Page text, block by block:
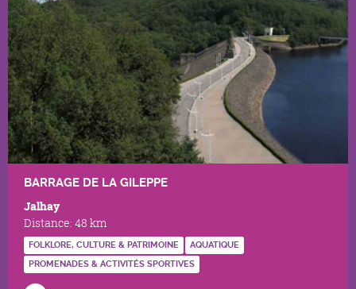
BARRAGE DE LA GILEPPE
Jalhay
Distance: 48 km
FOLKLORE, CULTURE & PATRIMOINE
AQUATIQUE
PROMENADES & ACTIVITÉS SPORTIVES